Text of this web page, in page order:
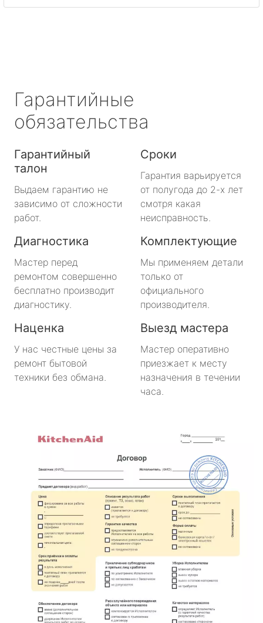
Гарантийные
обязательства
Гарантийный
талон
Выдаем гарантию не
зависимо от сложности
работ.
Сроки
Гарантия варьируется
от полугода до 2-х лет
смотря какая
неисправность.
Диагностика
Мастер перед
ремонтом совершенно
бесплатно производит
диагностику.
Комплектующие
Мы применяем детали
только от
официального
производителя.
Наценка
У нас честные цены за
ремонт бытовой
техники без обмана.
Выезд мастера
Мастер оперативно
приезжает к месту
назначения в течении
часа.